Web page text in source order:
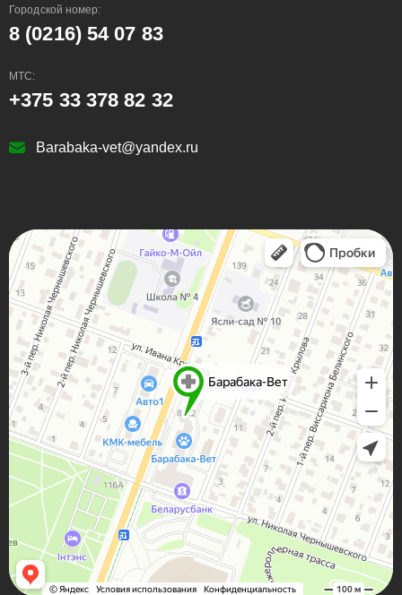
Городской номер:
8 (0216) 54 07 83
МТС:
+375 33 378 82 32
Barabaka-vet@yandex.ru